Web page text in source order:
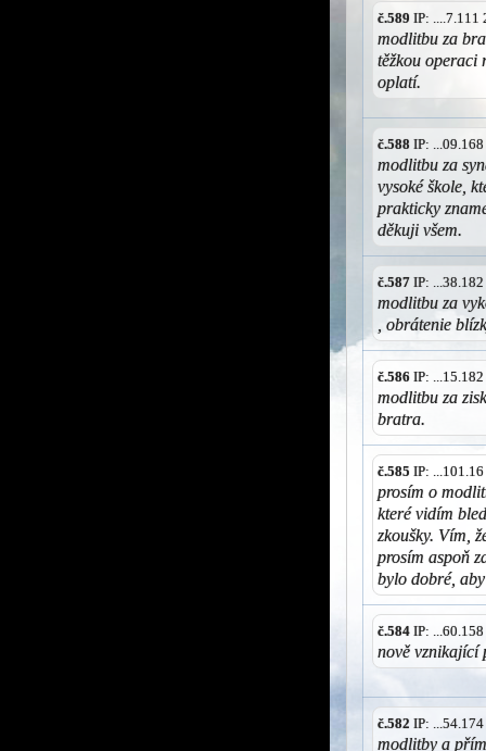
č.589 IP: ....7.111
modlitbu za
těžkou operaci
oplatí.
č.588 IP:
modlitbu za
vysoké škole,
prakticky
děkuji všem.
č.587 IP:
modlitbu za
, obrátenie
č.586 IP:
modlitbu za
bratra.
č.585 IP:
prosím o
které vidím
zkoušky. Vím,
prosím aspoň
bylo dobré,
č.584 IP:
nově vznikající
č.582 IP:
modlitby a